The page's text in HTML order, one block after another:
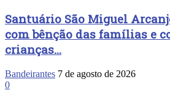
Santuário São Miguel
com bênção das famílias e
crianças...
Bandeirantes 7 de agosto de 2026
0